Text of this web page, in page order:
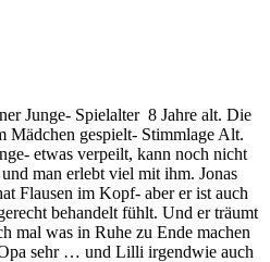
Junge- Spielalter 8 Jahre alt. Die
Mädchen gespielt- Stimmlage Alt.
etwas verpeilt, kann noch nicht
man erlebt viel mit ihm. Jonas
Flausen im Kopf- aber er ist auch
behandelt fühlt. Und er träumt
mal was in Ruhe zu Ende machen
sehr … und Lilli irgendwie auch